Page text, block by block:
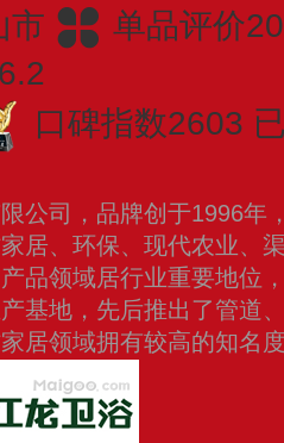
市
单品评价
口碑指数2603
公司，品牌创于1996年
居、环保、现代农业、
品领域居行业重要地位
基地，先后推出了管道
居领域拥有较高的知名